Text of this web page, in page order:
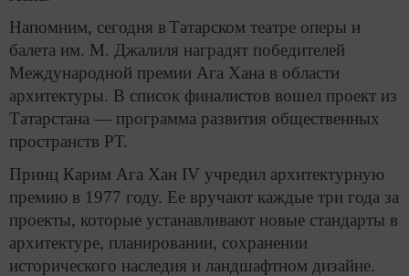
Напомним, сегодня вТатарском театре оперы и
балета им. М. Джалиля наградят победителей
Международной премии Ага Хана в области
архитектуры. В список финалистов вошел проект из
Татарстана — программа развития общественных
пространств РТ.
Принц Карим Ага Хан IV учредил архитектурную
премию в 1977 году. Ее вручают каждые три года за
проекты, которые устанавливают новые стандарты в
архитектуре, планировании, сохранении
исторического наследия и ландшафтном дизайне.